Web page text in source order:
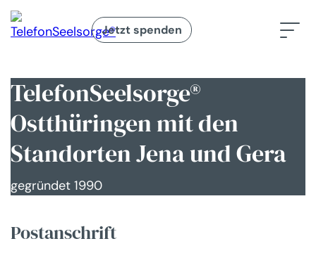
Jetzt spenden
TelefonSeelsorge®
Ostthüringen mit den
Standorten Jena und Gera
gegründet 1990
Postanschrift